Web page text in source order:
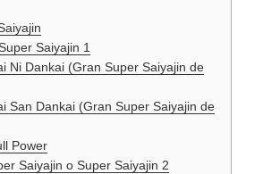
Saiyajin 1
Ni Dankai (Gran Super Saiyajin de
San Dankai (Gran Super Saiyajin de
Power
Saiyajin o Super Saiyajin 2